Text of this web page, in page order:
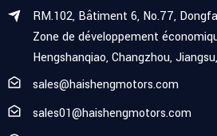
RM.102, Bâtiment 6, No.77,
Zone de développement
Hengshanqiao, Changzhou,
sales@haishengmotors.com
sales01@haishengmotors.com